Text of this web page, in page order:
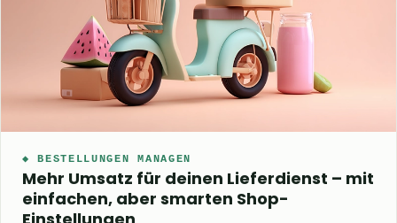
◆ BESTELLUNGEN MANAGEN
Mehr Umsatz für deinen Lieferdienst – mit
einfachen, aber smarten Shop-